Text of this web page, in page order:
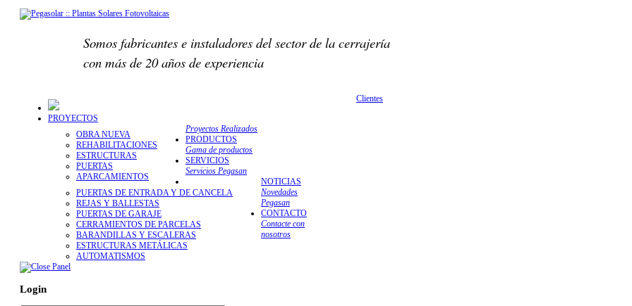
Somos fabricantes e instaladores del sector de la cerrajería
con más de 20 años de experiencia
PROYECTOS
Proyectos Realizados
OBRA NUEVA
REHABILITACIONES
ESTRUCTURAS
PUERTAS
APARCAMIENTOS
PRODUCTOS
Gama de productos
PUERTAS DE ENTRADA Y DE CANCELA
REJAS Y BALLESTAS
PUERTAS DE GARAJE
CERRAMIENTOS DE PARCELAS
BARANDILLAS Y ESCALERAS
ESTRUCTURAS METÁLICAS
AUTOMATISMOS
SERVICIOS
Servicios Pegasan
NOTICIAS
Novedades
Pegasan
CONTACTO
Contacte con
nosotros
Clientes
Login